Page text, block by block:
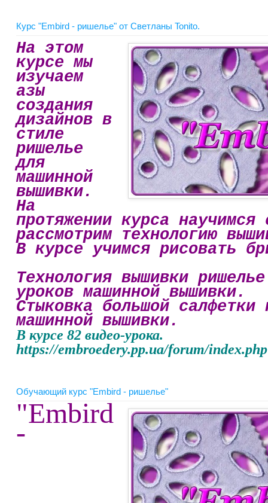
Курс "Embird - ришелье" от Светланы Tonito.
На этом
курсе мы
изучаем
азы
создания
дизайнов в
стиле
ришелье
для
машинной
вышивки.
На
протяжении курса
рассмотрим технологию
В курсе учимся рисовать
Технология вышивки
уроков машинной вышивки.
Стыковка большой
машинной вышивки.
В курсе 82 видео-урока.
https://embroedery.pp.ua/forum/
Обучающий курс "Embird - ришелье"
"Embird
-